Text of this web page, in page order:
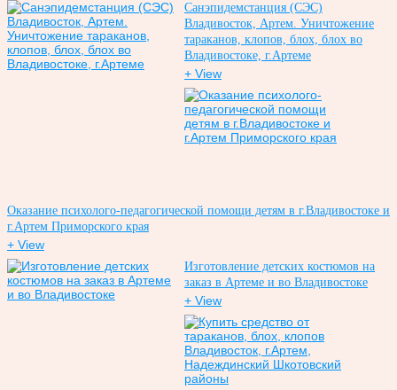
Санэпидемстанция (СЭС)
Владивосток, Артем. Уничтожение
тараканов, клопов, блох, блох во
Владивостоке, г.Артеме
+ View
Оказание психолого-педагогической помощи детям в г.Владивостоке и
г.Артем Приморского края
+ View
Изготовление детских костюмов на
заказ в Артеме и во Владивостоке
+ View